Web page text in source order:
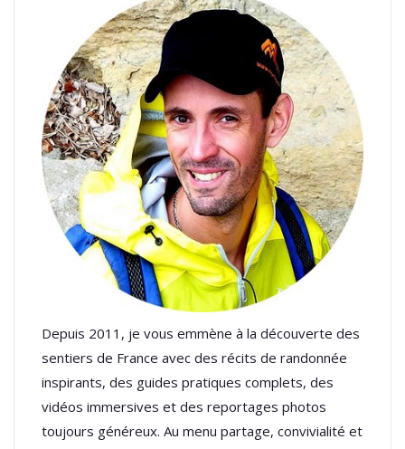
Depuis 2011, je vous emmène à la découverte des
sentiers de France avec des récits de randonnée
inspirants, des guides pratiques complets, des
vidéos immersives et des reportages photos
toujours généreux. Au menu partage, convivialité et